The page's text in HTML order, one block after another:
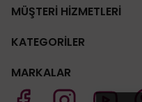
MÜŞTERİ HİZMETLERİ
KATEGORİLER
MARKALAR